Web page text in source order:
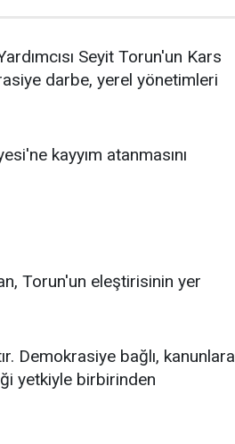
Seyit Torun'un Kars
darbe, yerel yönetimleri
kayyım atanmasını
Torun'un eleştirisinin yer
Demokrasiye bağlı, kanunlara
yetkiyle birbirinden